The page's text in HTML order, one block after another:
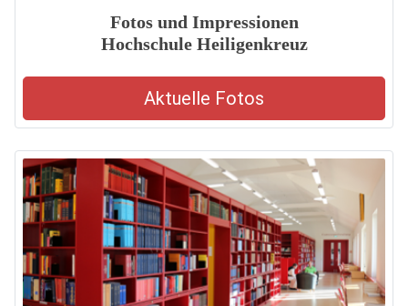
Fotos und Impressionen
Hochschule Heiligenkreuz
Aktuelle Fotos